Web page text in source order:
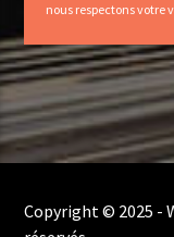
nous respectons votre
Copyright © 2025 -